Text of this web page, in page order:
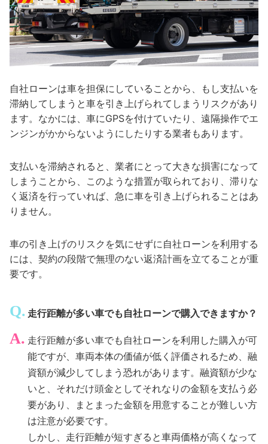
自社ローンは車を担保にしていることから、もし支払いを
滞納してしまうと車を引き上げられてしまうリスクがあり
ます。なかには、車にGPSを付けていたり、遠隔操作でエ
ンジンがかからないようにしたりする業者もあります。
支払いを滞納されると、業者にとって大きな損害になって
しまうことから、このような措置が取られており、滞りな
く返済を行っていれば、急に車を引き上げられることはあ
りません。
車の引き上げのリスクを気にせずに自社ローンを利用する
には、契約の段階で無理のない返済計画を立てることが重
要です。
走行距離が多い車でも自社ローンで購入できますか？
走行距離が多い車でも自社ローンを利用した購入が可
能ですが、車両本体の価値が低く評価されるため、融
資額が減少してしまう恐れがあります。融資額が少な
いと、それだけ頭金としてそれなりの金額を支払う必
要があり、まとまった金額を用意することが難しい方
は注意が必要です。
しかし、走行距離が短すぎると車両価格が高くなって